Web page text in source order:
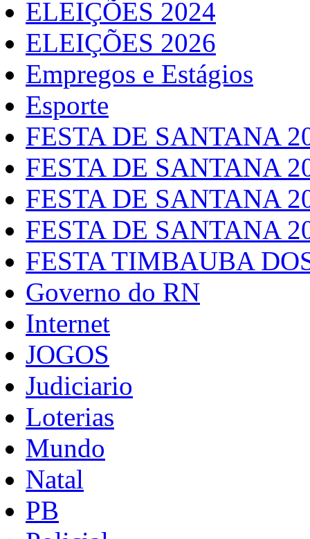
ELEIÇÕES 2024
ELEIÇÕES 2026
Empregos e Estágios
Esporte
FESTA DE SANTANA
FESTA DE SANTANA
FESTA DE SANTANA
FESTA DE SANTANA
FESTA TIMBAUBA
Governo do RN
Internet
JOGOS
Judiciario
Loterias
Mundo
Natal
PB